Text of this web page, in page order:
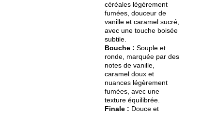
céréales légèrement
fumées, douceur de
vanille et caramel sucré,
avec une touche boisée
subtile.
Bouche : Souple et
ronde, marquée par des
notes de vanille,
caramel doux et
nuances légèrement
fumées, avec une
texture équilibrée.
Finale : Douce et